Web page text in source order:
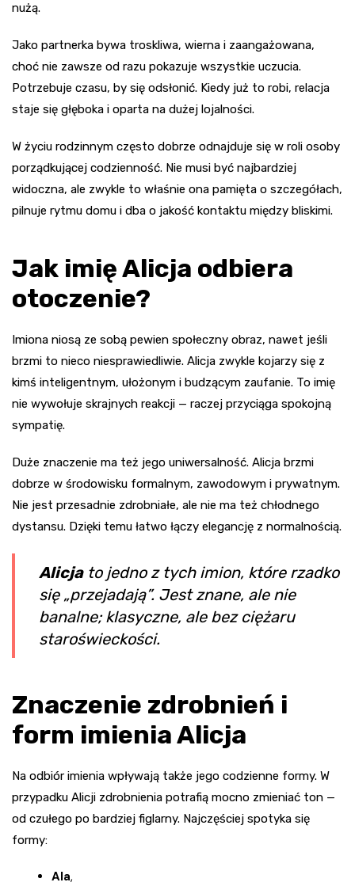
nużą.
Jako partnerka bywa troskliwa, wierna i zaangażowana,
choć nie zawsze od razu pokazuje wszystkie uczucia.
Potrzebuje czasu, by się odsłonić. Kiedy już to robi, relacja
staje się głęboka i oparta na dużej lojalności.
W życiu rodzinnym często dobrze odnajduje się w roli osoby
porządkującej codzienność. Nie musi być najbardziej
widoczna, ale zwykle to właśnie ona pamięta o szczegółach,
pilnuje rytmu domu i dba o jakość kontaktu między bliskimi.
Jak imię Alicja odbiera
otoczenie?
Imiona niosą ze sobą pewien społeczny obraz, nawet jeśli
brzmi to nieco niesprawiedliwie. Alicja zwykle kojarzy się z
kimś inteligentnym, ułożonym i budzącym zaufanie. To imię
nie wywołuje skrajnych reakcji — raczej przyciąga spokojną
sympatię.
Duże znaczenie ma też jego uniwersalność. Alicja brzmi
dobrze w środowisku formalnym, zawodowym i prywatnym.
Nie jest przesadnie zdrobniałe, ale nie ma też chłodnego
dystansu. Dzięki temu łatwo łączy elegancję z normalnością.
Alicjato jedno z tych imion, które rzadko
się „przejadają”. Jest znane, ale nie
banalne; klasyczne, ale bez ciężaru
staroświeckości.
Znaczenie zdrobnień i
form imienia Alicja
Na odbiór imienia wpływają także jego codzienne formy. W
przypadku Alicji zdrobnienia potrafią mocno zmieniać ton —
od czułego po bardziej figlarny. Najczęściej spotyka się
formy:
Ala,